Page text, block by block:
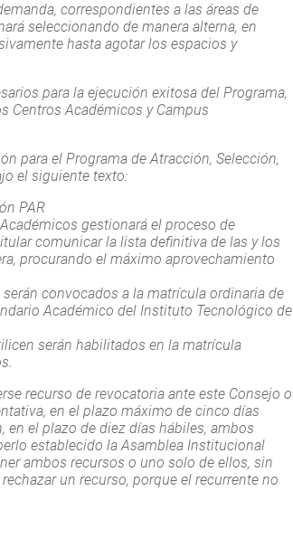
correspondientes a las áreas de
seleccionando de manera alterna, en
hasta agotar los espacios y
para la ejecución exitosa del Programa,
Centros Académicos y Campus
para el Programa de Atracción, Selección,
el siguiente texto:
PAR
gestionará el proceso de
comunicar la lista definitiva de las y los
procurando el máximo aprovechamiento
convocados a la matrícula ordinaria de
Académico del Instituto Tecnológico de
serán habilitados en la matrícula
recurso de revocatoria ante este Consejo o
en el plazo máximo de cinco días
el plazo de diez días hábiles, ambos
establecido la Asamblea Institucional
ambos recursos o uno solo de ellos, sin
un recurso, porque el recurrente no